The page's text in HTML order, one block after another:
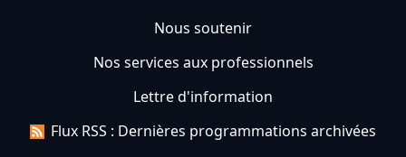
Nous soutenir
Nos services aux professionnels
Lettre d'information
Flux RSS : Dernières programmations archivées